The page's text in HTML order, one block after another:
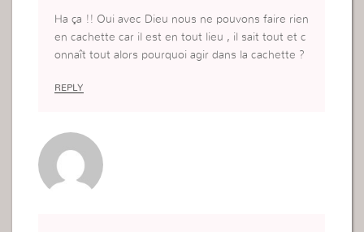
Ha ça !! Oui avec Dieu nous ne pouvons faire rien
en cachette car il est en tout lieu , il sait tout et c
onnaît tout alors pourquoi agir dans la cachette ?
REPLY